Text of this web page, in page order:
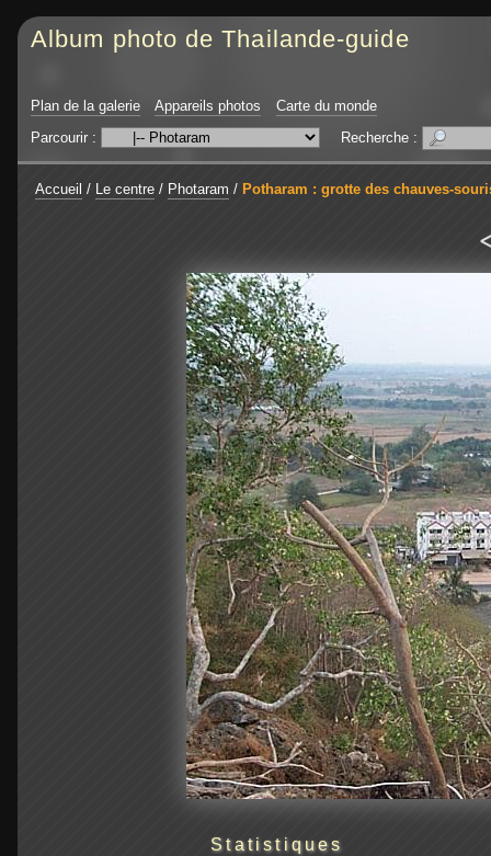
Album photo de Thailande-guide
Plan de la galerie Appareils photos
Carte du monde
Parcourir :
Recherche :
Accueil / Le centre / Photaram / Potharam : grotte des chauves-
Statistiques